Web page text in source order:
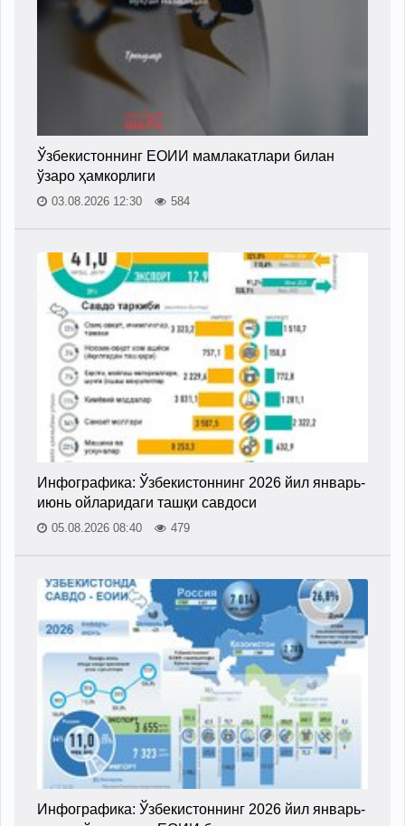
Ўзбекистоннинг ЕОИИ мамлакатлари билан
ўзаро ҳамкорлиги
03.08.2026 12:30 584
Инфографика: Ўзбекистоннинг 2026 йил январь-
июнь ойларидаги ташқи савдоси
05.08.2026 08:40 479
Инфографика: Ўзбекистоннинг 2026 йил январь-